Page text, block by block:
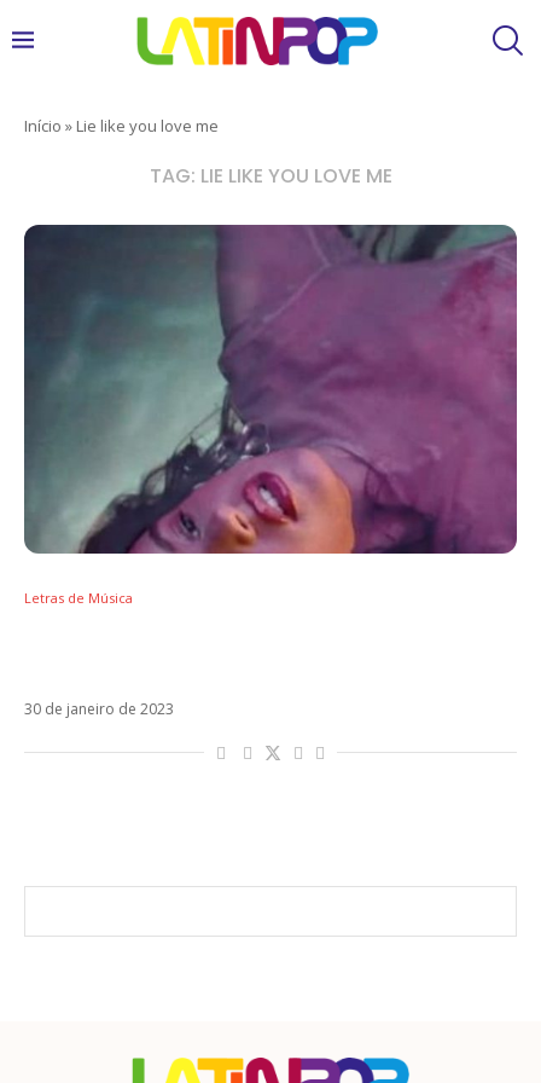
Início » Lie like you love me
TAG: LIE LIKE YOU LOVE ME
Letras de Música
30 de janeiro de 2023